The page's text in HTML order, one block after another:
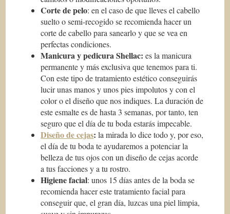
Corte de pelo: en el caso de que lleves el cabello
suelto o semi-recogido se recomienda hacer un
corte de cabello para sanearlo y que se vea en
perfectas condiciones.
Manicura y pedicura Shellac: es la manicura
permanente y más exclusiva que tenemos para ti.
Con este tipo de tratamiento estético conseguirás
lucir unas manos y unos pies impolutos y con el
color o el diseño que nos indiques. La duración de
este esmalte es de hasta 3 semanas, por tanto, ten
seguro que el día de tu boda estarás impecable.
Diseño de cejas: la mirada lo dice todo y, por eso,
el día de tu boda te ayudaremos a potenciar la
belleza de tus ojos con un diseño de cejas acorde
a tus facciones y a tu rostro.
Higiene facial: unos 15 días antes de la boda se
recomienda hacer este tratamiento facial para
conseguir que, el gran día, luzcas una piel limpia,